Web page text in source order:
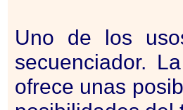
Uno de los
secuenciador.
ofrece unas